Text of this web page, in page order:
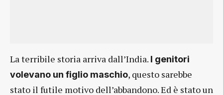
La terribile storia arriva dall’India. I genitori
volevano un figlio maschio, questo sarebbe
stato il futile motivo dell’abbandono. Ed è stato un